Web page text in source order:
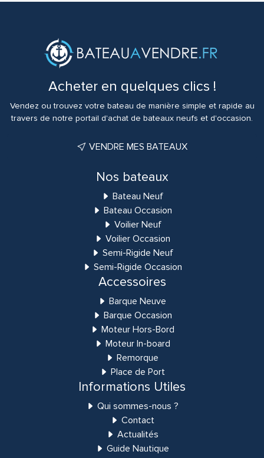
Acheter en quelques clics !
Vendez ou trouvez votre bateau de manière simple et rapide au
travers de notre portail d'achat de bateaux neufs et d'occasion.
VENDRE MES BATEAUX
Nos bateaux
Bateau Neuf
Bateau Occasion
Voilier Neuf
Voilier Occasion
Semi-Rigide Neuf
Semi-Rigide Occasion
Accessoires
Barque Neuve
Barque Occasion
Moteur Hors-Bord
Moteur In-board
Remorque
Place de Port
Informations Utiles
Qui sommes-nous ?
Contact
Actualités
Guide Nautique